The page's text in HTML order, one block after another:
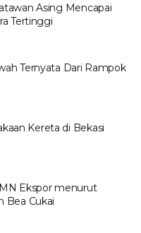
Asing Mencapai
Tertinggi
Ternyata Dari Rampok
Kereta di Bekasi
Ekspor menurut
Bea Cukai